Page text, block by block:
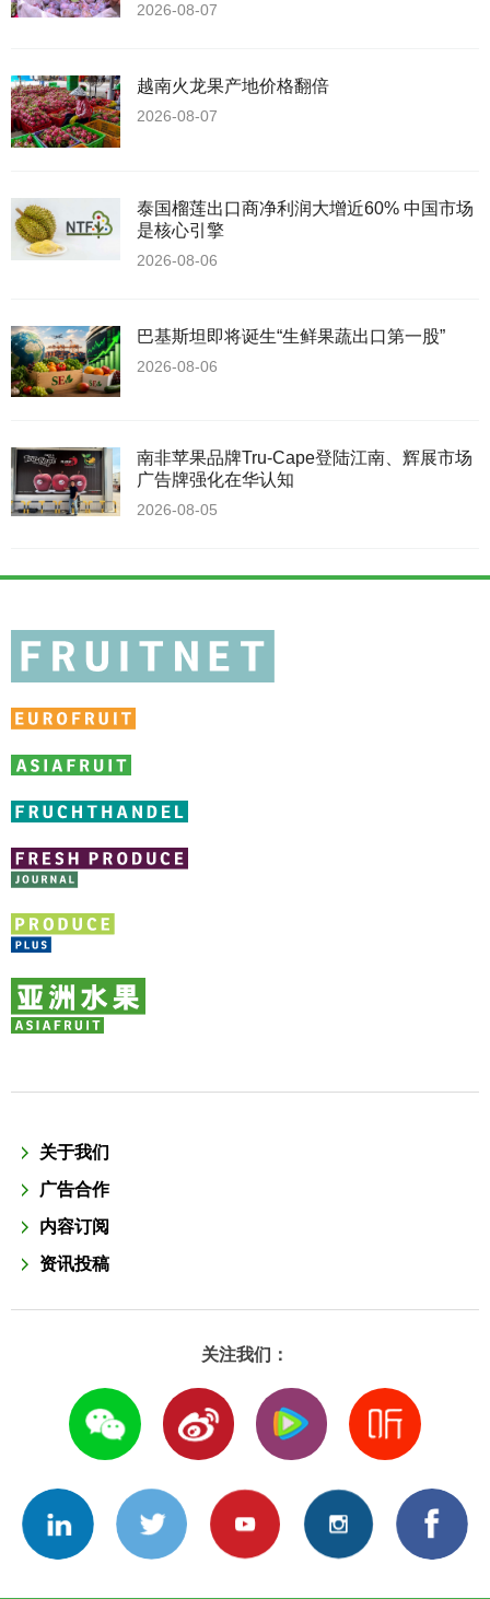
2026-08-07
越南火龙果产地价格翻倍
2026-08-07
泰国榴莲出口商净利润大增近60% 中国市场
是核心引擎
2026-08-06
巴基斯坦即将诞生“生鲜果蔬出口第一股”
2026-08-06
南非苹果品牌Tru-Cape登陆江南、辉展市场
广告牌强化在华认知
2026-08-05
关于我们
广告合作
内容订阅
资讯投稿
关注我们：